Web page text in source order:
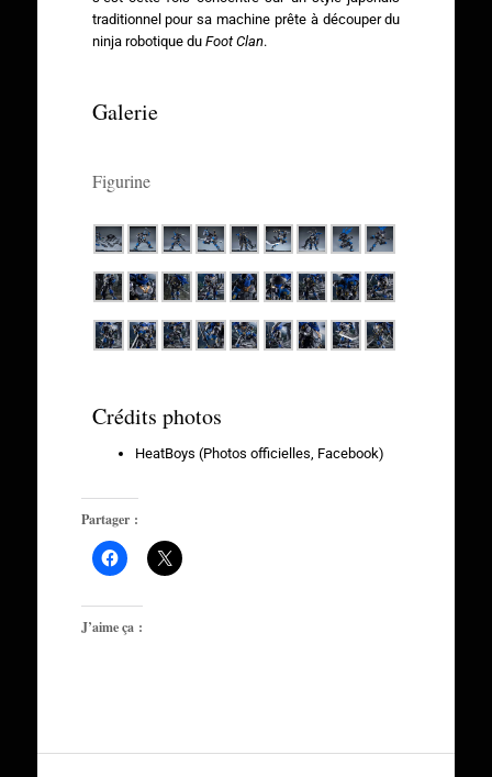
traditionnel pour sa machine prête à découper du
ninja robotique duFoot Clan.
Galerie
Figurine
Crédits photos
HeatBoys (Photos officielles, Facebook)
Partager :
J’aime ça :